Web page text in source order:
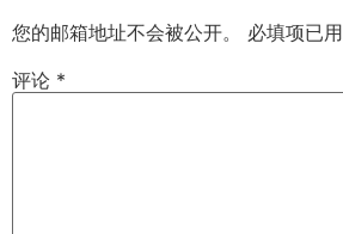
您的邮箱地址不会被公开。 必填项已用
评论 *